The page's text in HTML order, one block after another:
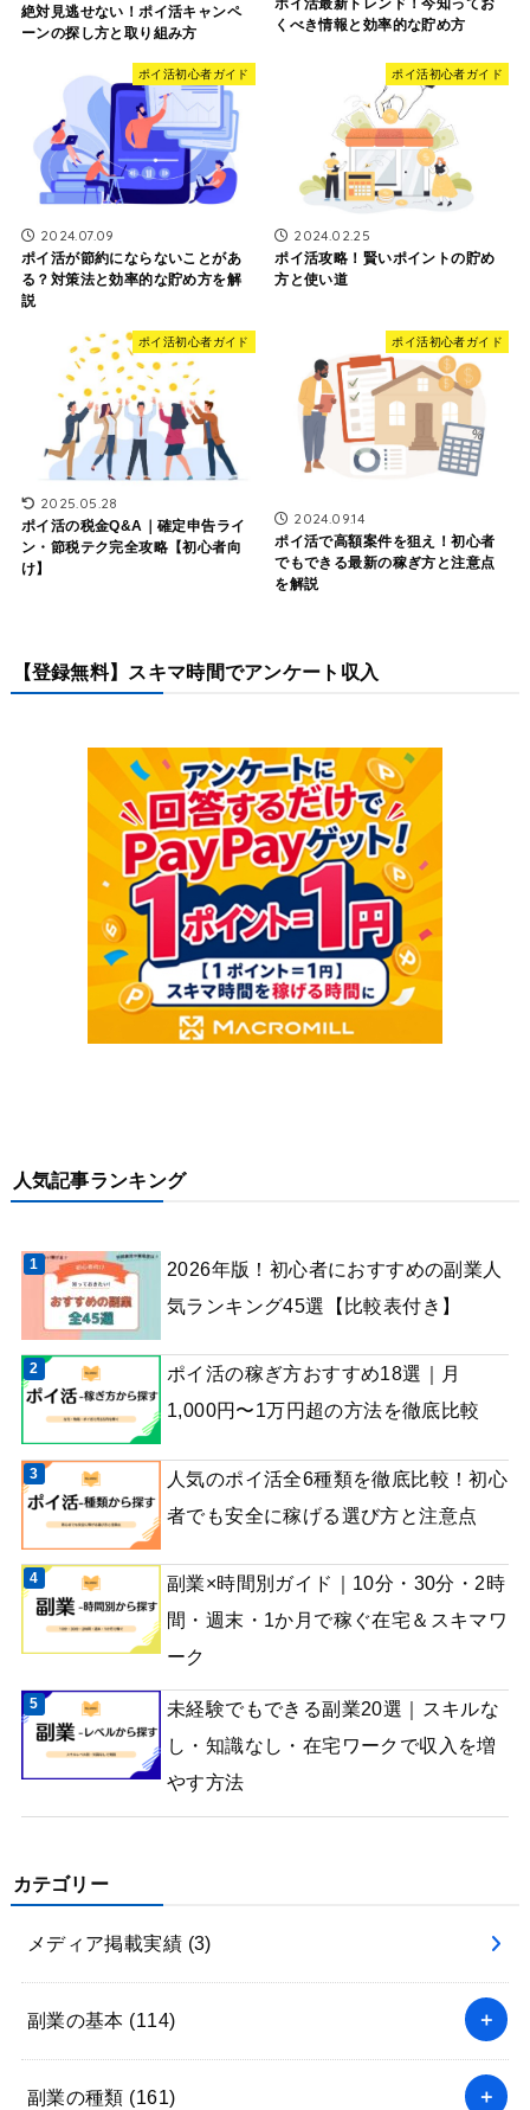
絶対見逃せない！ポイ活キャンペ
ーンの探し方と取り組み方
くべき情報と効率的な貯め方
ポイ活初心者ガイド
2024.07.09
ポイ活が節約にならないことがあ
る？対策法と効率的な貯め方を解
説
ポイ活初心者ガイド
2024.02.25
ポイ活攻略！賢いポイントの貯め
方と使い道
ポイ活初心者ガイド
2025.05.28
ポイ活の税金Q&A｜確定申告ライ
ン・節税テク完全攻略【初心者向
け】
ポイ活初心者ガイド
2024.09.14
ポイ活で高額案件を狙え！初心者
でもできる最新の稼ぎ方と注意点
を解説
【登録無料】スキマ時間でアンケート収入
人気記事ランキング
2026年版！初心者におすすめの副業人
気ランキング45選【比較表付き】
ポイ活の稼ぎ方おすすめ18選｜月
1,000円〜1万円超の方法を徹底比較
人気のポイ活全6種類を徹底比較！初心
者でも安全に稼げる選び方と注意点
副業×時間別ガイド｜10分・30分・2時
間・週末・1か月で稼ぐ在宅＆スキマワ
ーク
未経験でもできる副業20選｜スキルな
し・知識なし・在宅ワークで収入を増
やす方法
カテゴリー
メディア掲載実績 (3)
副業の基本 (114)
副業の種類 (161)